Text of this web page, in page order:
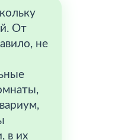
От
не
в их